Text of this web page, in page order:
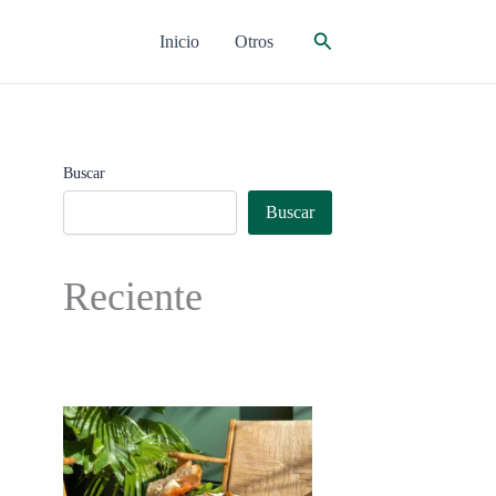
Inicio Otros Buscar
Buscar
Buscar
Reciente